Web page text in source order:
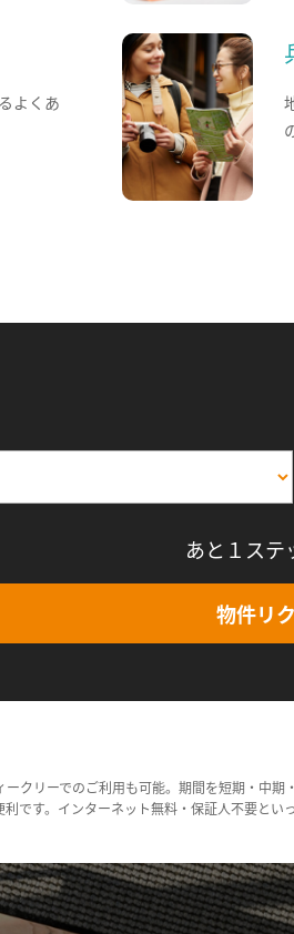
よくあ
あと１ステ
物件リ
クリーでのご利用も可能。期間を短期・中
す。インターネット無料・保証人不要とい